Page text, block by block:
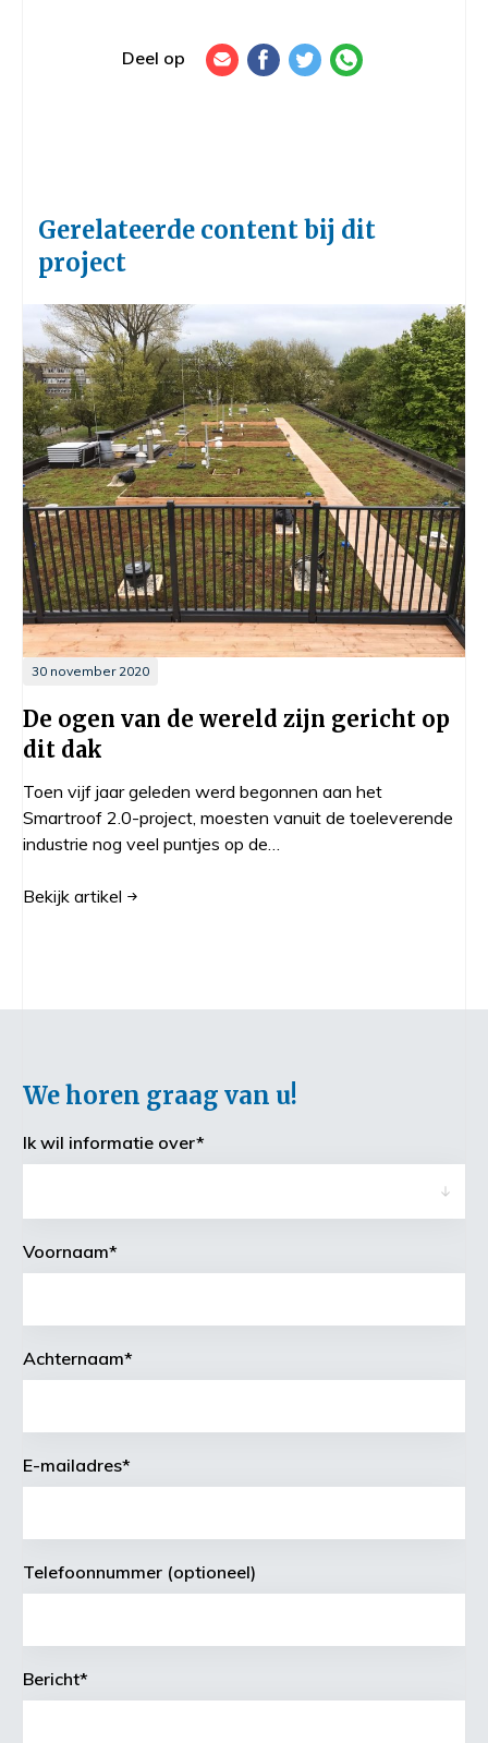
Deel op
Gerelateerde content bij dit
project
30 november 2020
De ogen van de wereld zijn gericht op
dit dak
Toen vijf jaar geleden werd begonnen aan het
Smartroof 2.0-project, moesten vanuit de toeleverende
industrie nog veel puntjes op de…
Bekijk artikel
We horen graag van u!
Ik wil informatie over*
Voornaam*
Achternaam*
E-mailadres*
Telefoonnummer (optioneel)
Bericht*